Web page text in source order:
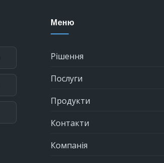
Меню
Рішення
Послуги
Продукти
Контакти
Компанія